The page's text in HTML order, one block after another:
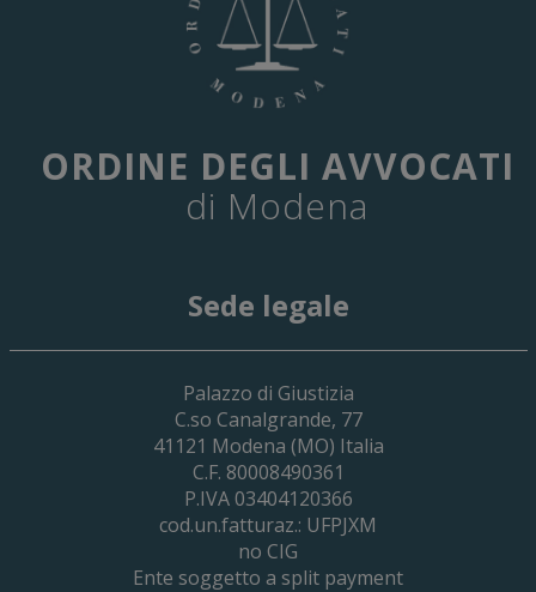
29 Giugno 2026
Cassa Forense – Elezioni Dei Delegati
2030
ORDINE DEGLI AVVOCATI
di Modena
Sede legale
Palazzo di Giustizia
C.so Canalgrande, 77
41121 Modena (MO) Italia
C.F. 80008490361
P.IVA 03404120366
cod.un.fatturaz.: UFPJXM
no CIG
Ente soggetto a split payment